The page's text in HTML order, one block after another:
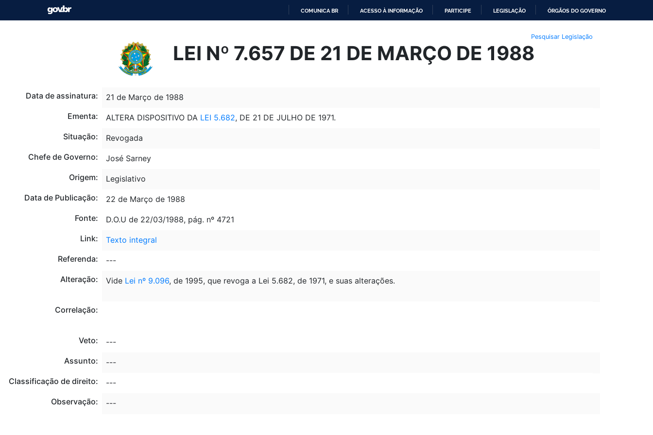
O
CONTEÚDO
COMUNICA BR ACESSO À INFORMAÇÃO PARTICIPE LEGISLAÇÃO ÓRGÃOS DO GOVERNO
Pesquisar Legislação
LEI Nº 7.657 DE 21 DE MARÇO DE 1988
Data de assinatura:
21 de Março de 1988
Ementa:
ALTERA DISPOSITIVO DA LEI 5.682, DE 21 DE JULHO DE 1971.
Situação:
Revogada
Chefe de Governo:
José Sarney
Origem:
Legislativo
Data de Publicação:
22 de Março de 1988
Fonte:
D.O.U de 22/03/1988, pág. nº 4721
Link:
Texto integral
Referenda:
---
Alteração:
Vide Lei nº 9.096, de 1995, que revoga a Lei 5.682, de 1971, e suas alterações.
Correlação:
Veto:
---
Assunto:
---
Classificação de direito:
---
Observação:
---